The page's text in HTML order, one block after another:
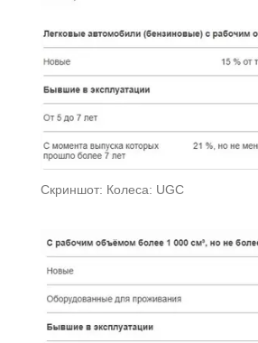
Скриншот: Колеса: UGC